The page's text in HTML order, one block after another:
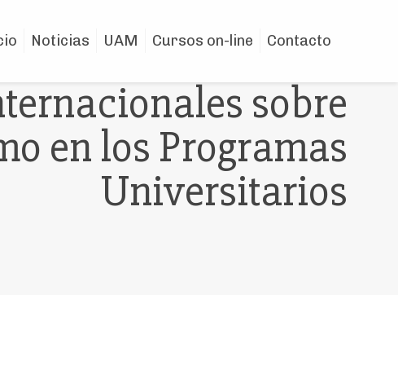
Noticias UAM Cursos on-line Contacto
sobre
en los Programas
Universitarios